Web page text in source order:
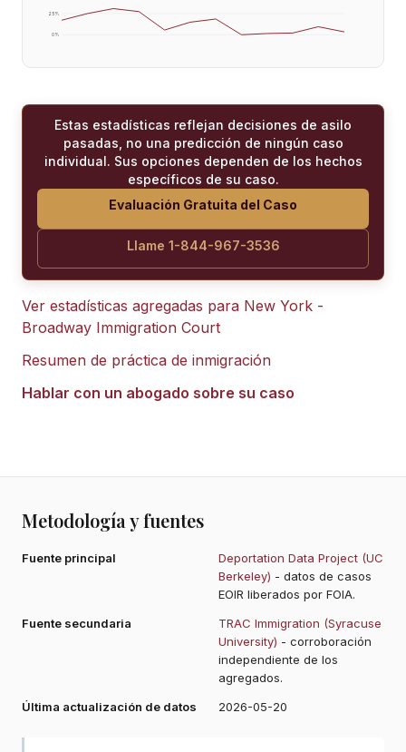
0%
25%
Estas estadísticas reflejan decisiones de asilo
pasadas, no una predicción de ningún caso
individual. Sus opciones dependen de los hechos
específicos de su caso.
Evaluación Gratuita del Caso
Llame 1-844-967-3536
Ver estadísticas agregadas para New York -
Broadway Immigration Court
Resumen de práctica de inmigración
Hablar con un abogado sobre su caso
Metodología y fuentes
Fuente principal
Deportation Data Project (UC
Berkeley) - datos de casos
EOIR liberados por FOIA.
Fuente secundaria
TRAC Immigration (Syracuse
University) - corroboración
independiente de los
agregados.
Última actualización de datos
2026-05-20